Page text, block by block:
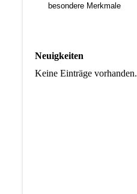
besondere Merkmale
Neuigkeiten
Keine Einträge vorhanden.